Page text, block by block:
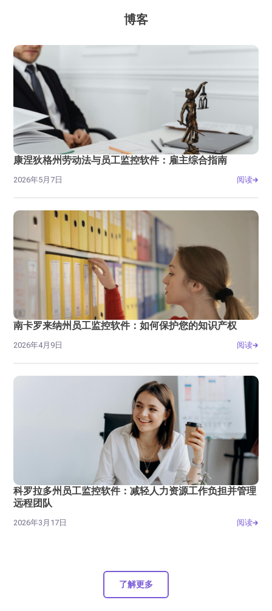
博客
康涅狄格州劳动法与员工监控软件：雇主综合指南
2026年5月7日 阅读
南卡罗来纳州员工监控软件：如何保护您的知识产权
2026年4月9日 阅读
科罗拉多州员工监控软件：减轻人力资源工作负担并管理
远程团队
2026年3月17日 阅读
了解更多